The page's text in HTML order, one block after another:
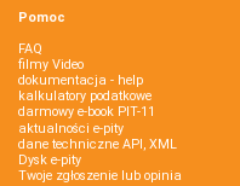
Pomoc
FAQ
filmy Video
dokumentacja - help
kalkulatory podatkowe
darmowy e-book PIT-11
aktualności e-pity
dane techniczne API, XML
Dysk e-pity
Twoje zgłoszenie lub opinia